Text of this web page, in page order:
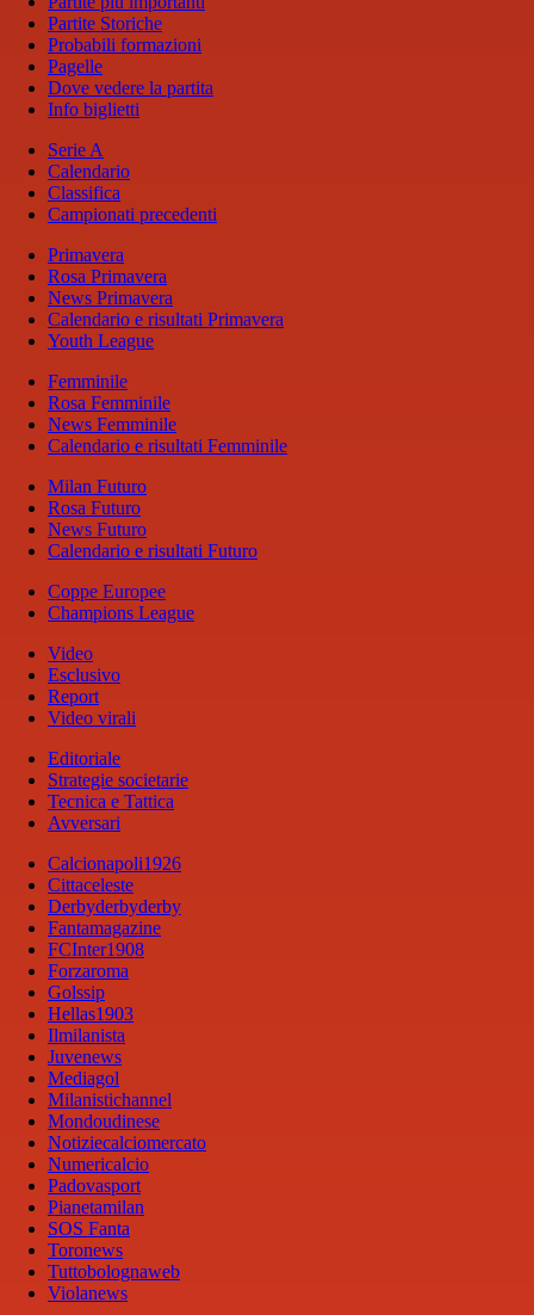
Partite Storiche
Probabili formazioni
Pagelle
Dove vedere la partita
Info biglietti
Serie A
Calendario
Classifica
Campionati precedenti
Primavera
Rosa Primavera
News Primavera
Calendario e risultati Primavera
Youth League
Femminile
Rosa Femminile
News Femminile
Calendario e risultati Femminile
Milan Futuro
Rosa Futuro
News Futuro
Calendario e risultati Futuro
Coppe Europee
Champions League
Video
Esclusivo
Report
Video virali
Editoriale
Strategie societarie
Tecnica e Tattica
Avversari
Calcionapoli1926
Cittaceleste
Derbyderbyderby
Fantamagazine
FCInter1908
Forzaroma
Golssip
Hellas1903
Ilmilanista
Juvenews
Mediagol
Milanistichannel
Mondoudinese
Notiziecalciomercato
Numericalcio
Padovasport
Pianetamilan
SOS Fanta
Toronews
Tuttobolognaweb
Violanews